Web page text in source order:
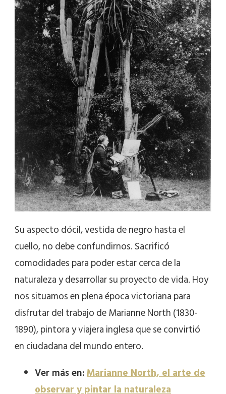
Su aspecto dócil, vestida de negro hasta el
cuello, no debe confundirnos. Sacrificó
comodidades para poder estar cerca de la
naturaleza y desarrollar su proyecto de vida. Hoy
nos situamos en plena época victoriana para
disfrutar del trabajo de Marianne North (1830-
1890), pintora y viajera inglesa que se convirtió
en ciudadana del mundo entero.
Ver más en:Marianne North, el arte de
observar y pintar la naturaleza